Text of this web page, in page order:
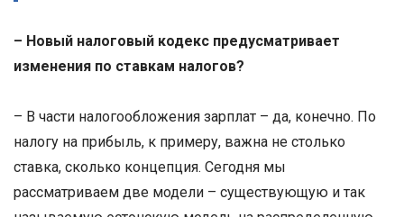
– Новый налоговый кодекс предусматривает
изменения по ставкам налогов?
– В части налогообложения зарплат – да, конечно. По
налогу на прибыль, к примеру, важна не столько
ставка, сколько концепция. Сегодня мы
рассматриваем две модели – существующую и так